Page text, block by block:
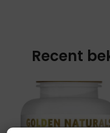
Recent